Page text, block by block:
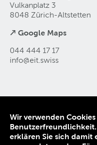
Vulkanplatz 3
8048 Zürich-Altstetten
↗ Google Maps
044 444 17 17
info@eit swiss
Kontakt und Anfahrt
Datenschutz
Wir verwenden
erklären Sie sich damit